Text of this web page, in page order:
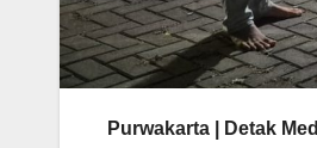
Purwakarta | Detak